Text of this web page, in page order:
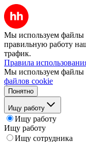
Мы используем файлы
правильную работу
трафик.
Правила
Мы используем файлы
файлов cookie
Понятно
Ищу работу
Ищу работу
Ищу работу
Ищу сотрудника